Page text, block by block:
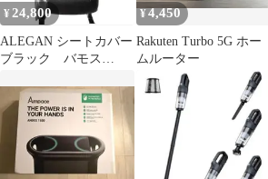
¥ 24,800
ALEGAN シートカバー
ブラック バモス
¥4,450
Rakuten Turbo 5G ホー
ムルーター